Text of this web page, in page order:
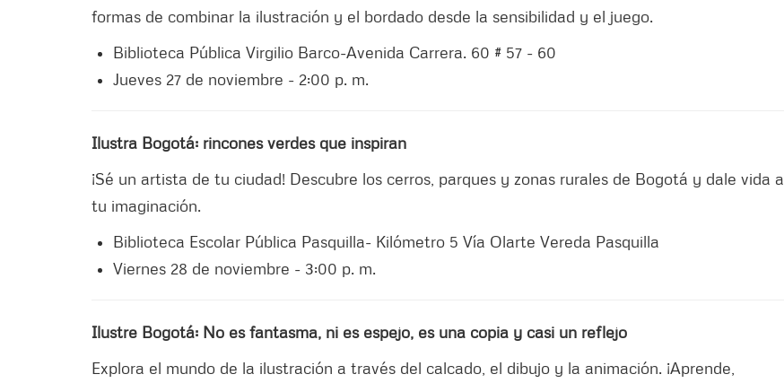
formas de combinar la ilustración y el bordado desde la sensibilidad y el juego.
Biblioteca Pública Virgilio Barco-Avenida Carrera. 60 # 57 - 60
Jueves 27 de noviembre - 2:00 p. m.
Ilustra Bogotá: rincones verdes que inspiran
¡Sé un artista de tu ciudad! Descubre los cerros, parques y zonas rurales de Bogotá y dale vida a
tu imaginación.
Biblioteca Escolar Pública Pasquilla- Kilómetro 5 Vía Olarte Vereda Pasquilla
Viernes 28 de noviembre - 3:00 p. m.
Ilustre Bogotá: No es fantasma, ni es espejo, es una copia y casi un reflejo
Explora el mundo de la ilustración a través del calcado, el dibujo y la animación. ¡Aprende,